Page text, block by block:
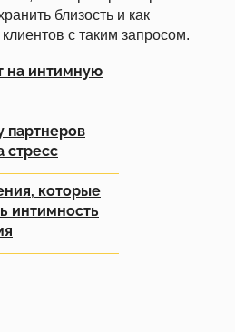
близость и как
с таким запросом.
на интимную
партнеров
стресс
которые
интимность